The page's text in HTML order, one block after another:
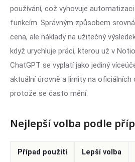
používání, což vyhovuje
funkcím. Správným způsobem
cena, ale náklady na užitečný
když urychluje práci, kterou už v
ChatGPT se vyplatí jako jediný
aktuální úrovně a limity na oficiálních
protože se často mění.
Nejlepší volba podle
Případ použití Lepší volba